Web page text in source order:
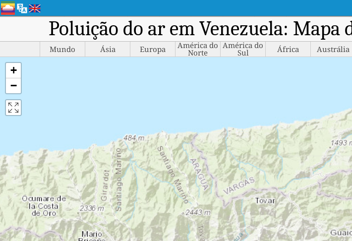
Poluição do ar em Venezuela:
Mundo Ásia Europa América do
Norte
América do
Sul África Austrália
+
−